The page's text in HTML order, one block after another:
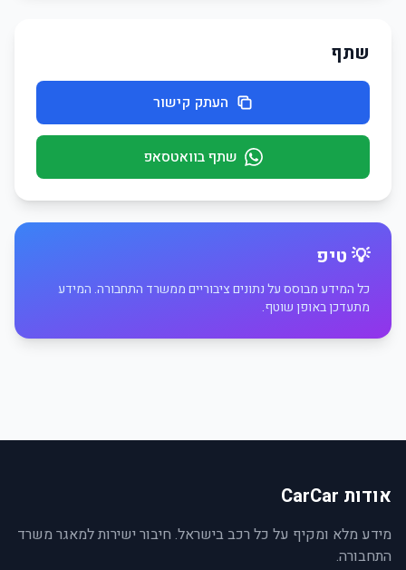
שתף
העתק קישור
שתף בוואטסאפ
💡 טיפ
כל המידע מבוסס על נתונים ציבוריים ממשרד התחבורה. המידע
מתעדכן באופן שוטף.
אודות CarCar
מידע מלא ומקיף על כל רכב בישראל. חיבור ישירות למאגר משרד
התחבורה.